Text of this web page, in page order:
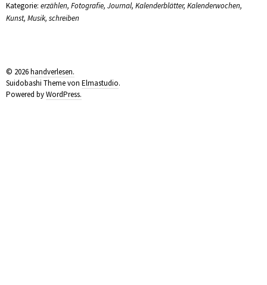
Kategorie: erzählen, Fotografie, Journal, Kalenderblätter, Kalenderwochen,
Kunst, Musik, schreiben
© 2026handverlesen.
Suidobashi Theme von Elmastudio.
Powered byWordPress.